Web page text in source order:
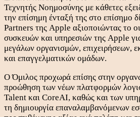
Τεχνητής Νοημοσύνης με κάθετες
την επίσημη ένταξή της στο επίσημο
Partners της Apple αξιοποιώντας το
συσκευών και υπηρεσιών της Apple
μεγάλων οργανισμών, επιχειρήσεων,
και επαγγελματικών ομάδων.
Ο Όμιλος προχωρά επίσης στην
προώθηση των νέων πλατφορμών
Talent και CoreAI, καθώς και των
τη δημιουργία επαναλαμβανόμενων